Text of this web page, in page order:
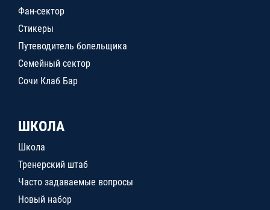
Фан-сектор
Стикеры
Путеводитель болельщика
Семейный сектор
Сочи Клаб Бар
ШКОЛА
Школа
Тренерский штаб
Часто задаваемые вопросы
Новый набор